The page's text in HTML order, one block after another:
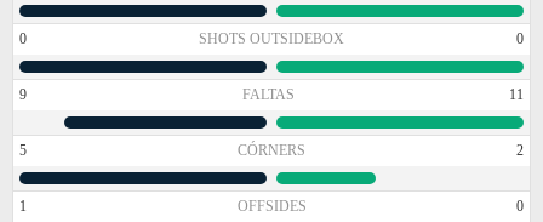
0 SHOTS OUTSIDEBOX 0
9 FALTAS 11
5 CÓRNERS 2
1 OFFSIDES 0